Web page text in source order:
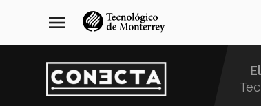
navegación
principal
menu